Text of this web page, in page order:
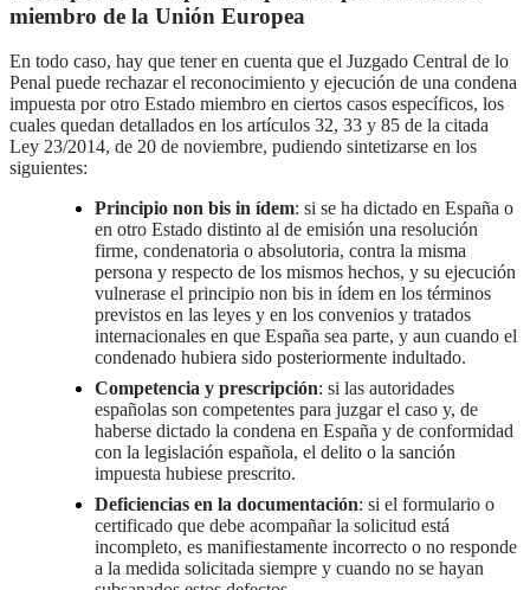
miembro de la Unión Europea
En todo caso, hay que tener en cuenta que el Juzgado Central de lo
Penal puede rechazar el reconocimiento y ejecución de una condena
impuesta por otro Estado miembro en ciertos casos específicos, los
cuales quedan detallados en los artículos 32, 33 y 85 de la citada
Ley 23/2014, de 20 de noviembre, pudiendo sintetizarse en los
siguientes:
Principio non bis in ídem: si se ha dictado en España o
en otro Estado distinto al de emisión una resolución
firme, condenatoria o absolutoria, contra la misma
persona y respecto de los mismos hechos, y su ejecución
vulnerase el principio non bis in ídem en los términos
previstos en las leyes y en los convenios y tratados
internacionales en que España sea parte, y aun cuando el
condenado hubiera sido posteriormente indultado.
Competencia y prescripción: si las autoridades
españolas son competentes para juzgar el caso y, de
haberse dictado la condena en España y de conformidad
con la legislación española, el delito o la sanción
impuesta hubiese prescrito.
Deficiencias en la documentación: si el formulario o
certificado que debe acompañar la solicitud está
incompleto, es manifiestamente incorrecto o no responde
a la medida solicitada siempre y cuando no se hayan